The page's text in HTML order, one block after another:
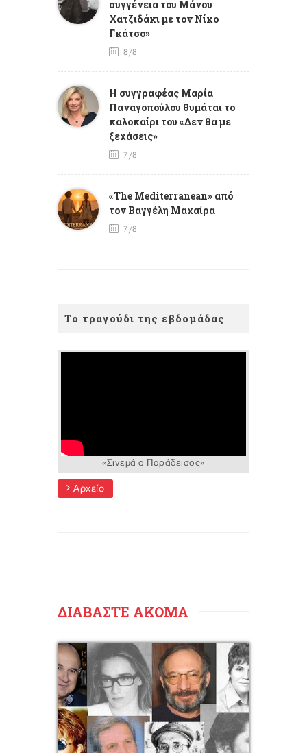
συγγένεια του Μάνου
Χατζιδάκι με τον Νίκο
Γκάτσο»
8/8
Η συγγραφέας Μαρία
Παναγοπούλου θυμάται το
καλοκαίρι του «Δεν θα με
ξεχάσεις»
7/8
«The Mediterranean» από
τον Βαγγέλη Μαχαίρα
7/8
Το τραγούδι της εβδομάδας
«Σινεμά ο Παράδεισος»
Αρχείο
ΔΙΑΒΑΣΤΕ ΑΚΟΜΑ